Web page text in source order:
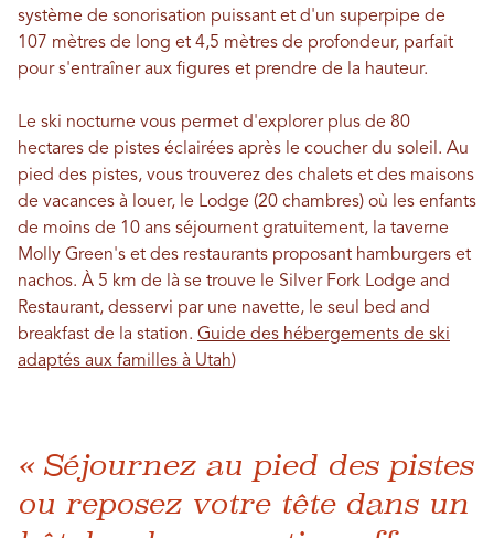
système de sonorisation puissant et d'un superpipe de
107 mètres de long et 4,5 mètres de profondeur, parfait
pour s'entraîner aux figures et prendre de la hauteur.
Le ski nocturne vous permet d'explorer plus de 80
hectares de pistes éclairées après le coucher du soleil. Au
pied des pistes, vous trouverez des chalets et des maisons
de vacances à louer, le Lodge (20 chambres) où les enfants
de moins de 10 ans séjournent gratuitement, la taverne
Molly Green's et des restaurants proposant hamburgers et
nachos. À 5 km de là se trouve le Silver Fork Lodge and
Restaurant, desservi par une navette, le seul bed and
breakfast de la station. Guide des hébergements de ski
adaptés aux familles à Utah)
« Séjournez au pied des pistes
ou reposez votre tête dans un